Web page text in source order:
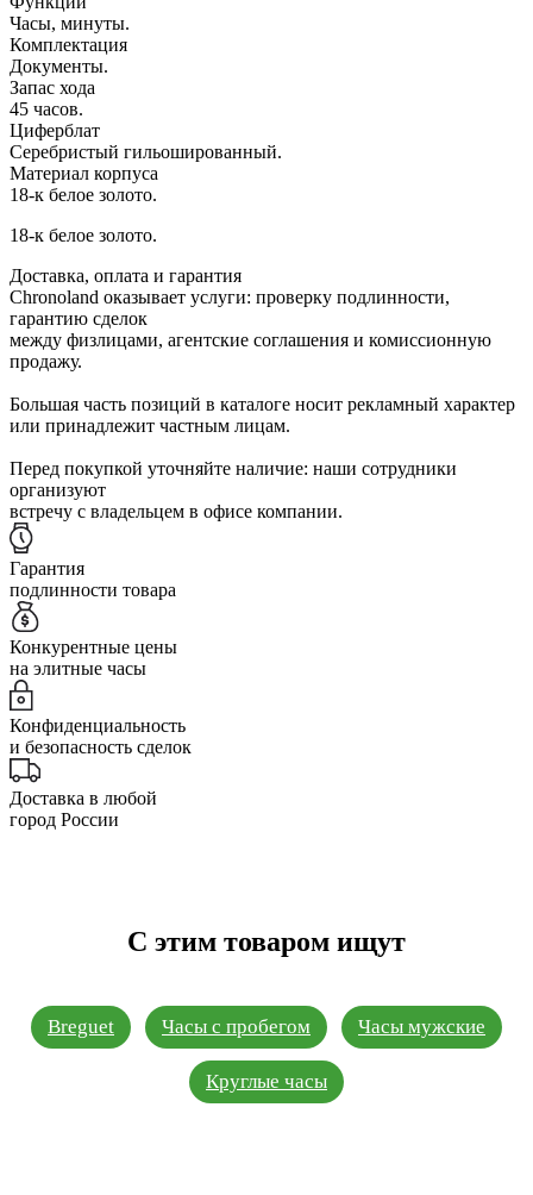
Часы, минуты.
Комплектация
Документы.
Запас хода
45 часов.
Циферблат
Серебристый гильошированный.
Материал корпуса
18-к белое золото.
18-к белое золото.
Доставка, оплата и гарантия
Chronoland оказывает услуги: проверку подлинности,
гарантию сделок
между физлицами, агентские соглашения и комиссионную
продажу.
Большая часть позиций в каталоге носит рекламный характер
или принадлежит частным лицам.
Перед покупкой уточняйте наличие: наши сотрудники
организуют
встречу с владельцем в офисе компании.
Гарантия
подлинности товара
Конкурентные цены
на элитные часы
Конфиденциальность
и безопасность сделок
Доставка в любой
город России
С этим товаром ищут
Breguet Часы с пробегом Часы мужские
Круглые часы